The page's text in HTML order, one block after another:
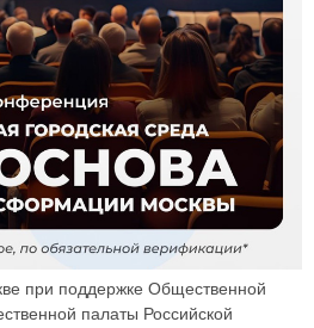
при поддержке Общественной
палаты Российской